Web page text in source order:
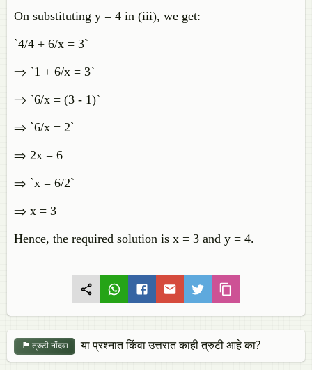
On substituting y = 4 in (iii), we get:
`4/4 + 6/x = 3`
⇒ `1 + 6/x = 3`
⇒ `6/x = (3 - 1)`
⇒ `6/x = 2`
⇒ 2x = 6
⇒ `x = 6/2`
⇒ x = 3
Hence, the required solution is x = 3 and y = 4.
त्रुटी नोंदवा या प्रश्नात किंवा उत्तरात काही त्रुटी आहे का?